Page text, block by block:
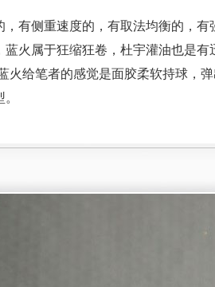
有侧重速度的，有取法均衡的，有
火属于狂缩狂卷，杜宇灌油也是有
火给笔者的感觉是面胶柔软持球，